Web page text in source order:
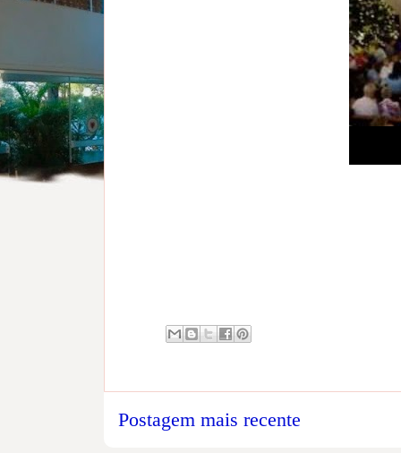
Postagem mais recente